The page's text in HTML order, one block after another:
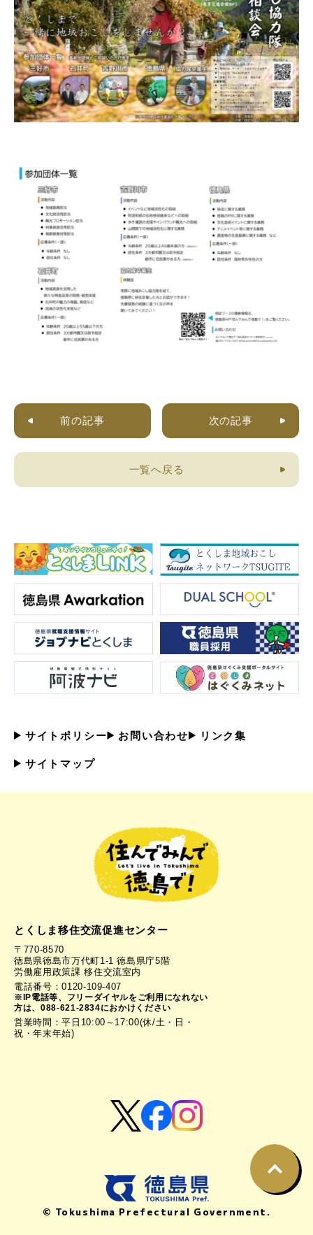
前の記事 次の記事
一覧へ戻る
サイトポリシー お問い合わせ リンク集
サイトマップ
とくしま移住交流促進センター
〒770-8570
徳島県徳島市万代町1-1 徳島県庁5階
労働雇用政策課 移住交流室内
電話番号：0120-109-407
※IP電話等、フリーダイヤルをご利用になれない
方は、088-621-2834におかけください
営業時間：平日10:00～17:00(休/土・日・
祝・年末年始)
© Tokushima Prefectural Government.